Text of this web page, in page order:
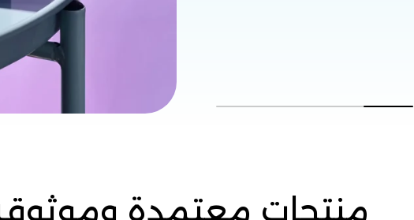
منتجات معتمدة